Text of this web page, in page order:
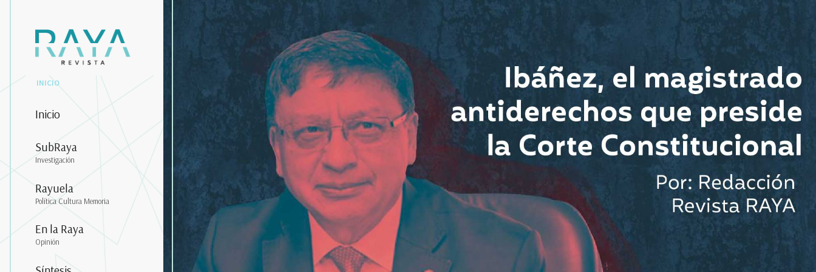
INICIO
Inicio
SubRaya
Investigación
Rayuela
Política Cultura Memoria
En la Raya
Opinión